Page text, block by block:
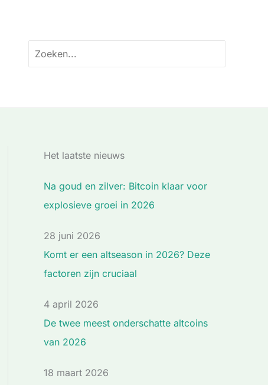
naar:
Het laatste nieuws
Na goud en zilver: Bitcoin klaar voor
explosieve groei in 2026
28 juni 2026
Komt er een altseason in 2026? Deze
factoren zijn cruciaal
4 april 2026
De twee meest onderschatte altcoins
van 2026
18 maart 2026